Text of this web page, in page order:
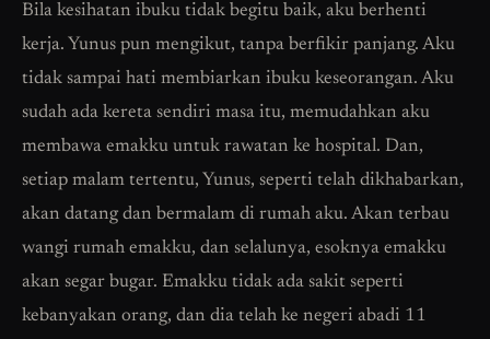
Bila kesihatan ibuku tidak begitu baik, aku berhenti
kerja. Yunus pun mengikut, tanpa berfikir panjang. Aku
tidak sampai hati membiarkan ibuku keseorangan. Aku
sudah ada kereta sendiri masa itu, memudahkan aku
membawa emakku untuk rawatan ke hospital. Dan,
setiap malam tertentu, Yunus, seperti telah dikhabarkan,
akan datang dan bermalam di rumah aku. Akan terbau
wangi rumah emakku, dan selalunya, esoknya emakku
akan segar bugar. Emakku tidak ada sakit seperti
kebanyakan orang, dan dia telah ke negeri abadi 11